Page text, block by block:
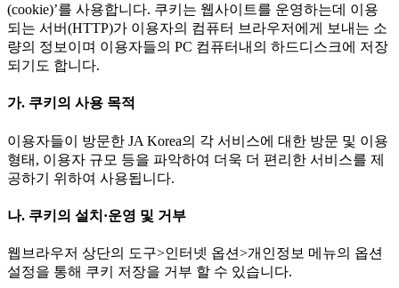
(cookie)’를 사용합니다. 쿠키는 웹사이트를 운영하는데 이용
되는 서버(HTTP)가 이용자의 컴퓨터 브라우저에게 보내는 소
량의 정보이며 이용자들의 PC 컴퓨터내의 하드디스크에 저장
되기도 합니다.
가. 쿠키의 사용 목적
이용자들이 방문한 JA Korea의 각 서비스에 대한 방문 및 이용
형태, 이용자 규모 등을 파악하여 더욱 더 편리한 서비스를 제
공하기 위하여 사용됩니다.
나. 쿠키의 설치·운영 및 거부
웹브라우저 상단의 도구>인터넷 옵션>개인정보 메뉴의 옵션
설정을 통해 쿠키 저장을 거부 할 수 있습니다.